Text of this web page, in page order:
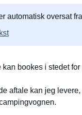
automatisk oversat
kan bookes i stedet
aftale kan jeg